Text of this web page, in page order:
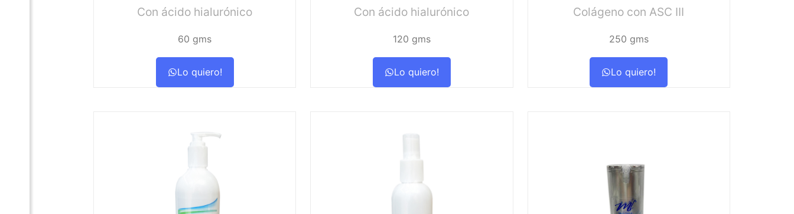
Con ácido hialurónico
60 gms
Lo quiero!
Con ácido hialurónico
120 gms
Lo quiero!
Colágeno con ASC III
250 gms
Lo quiero!